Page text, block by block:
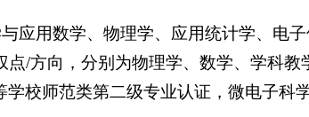
应用数学、物理学、应用统计学、电
/方向，分别为物理学、数学、学科教
校师范类第二级专业认证，微电子科